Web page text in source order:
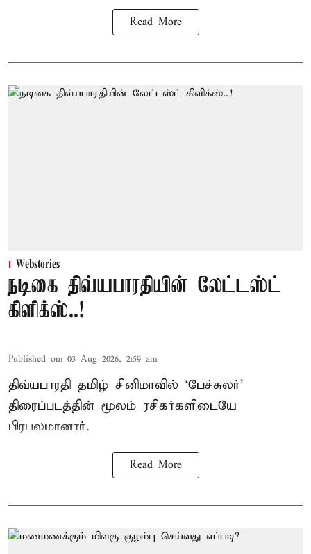
Read More
Webstories
நடிகை திவ்யபாரதியின் லேட்டஸ்ட்
கிளிக்ஸ்..!
Published on: 03 Aug 2026, 2:59 am
திவ்யபாரதி தமிழ் சினிமாவில் ‘பேச்சுலர்’
திரைப்படத்தின் மூலம் ரசிகர்களிடையே
பிரபலமானார்.
Read More